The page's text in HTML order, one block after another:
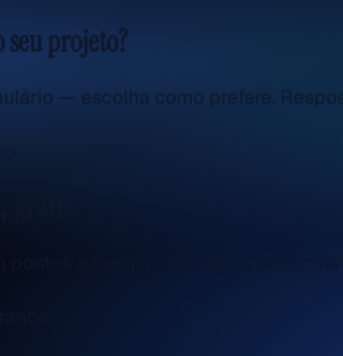
seu projeto?
— escolha como prefere.
a melhorar em SEO,